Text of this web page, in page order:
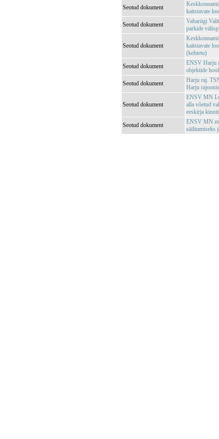
Seotud dokument
kaitstavate
Seotud dokument
Vabariigi
parkide
Seotud dokument
kaitstavate
(kehtetu)
Seotud dokument
ENSV Harju
objektide
Seotud dokument
Harju raj.
Harju
Seotud dokument
ENSV MN
alla võetud
eeskirja
Seotud dokument
ENSV MN
säilitamiseks